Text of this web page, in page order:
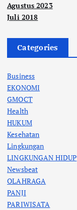
Agustus 2023
Juli 2018
Categories
Business
EKONOMI
GMOCT
Health
HUKUM
Kesehatan
Lingkungan
LINGKUNGAN HIDUP
Newsbeat
OLAHRAGA
PANJI
PARIWISATA